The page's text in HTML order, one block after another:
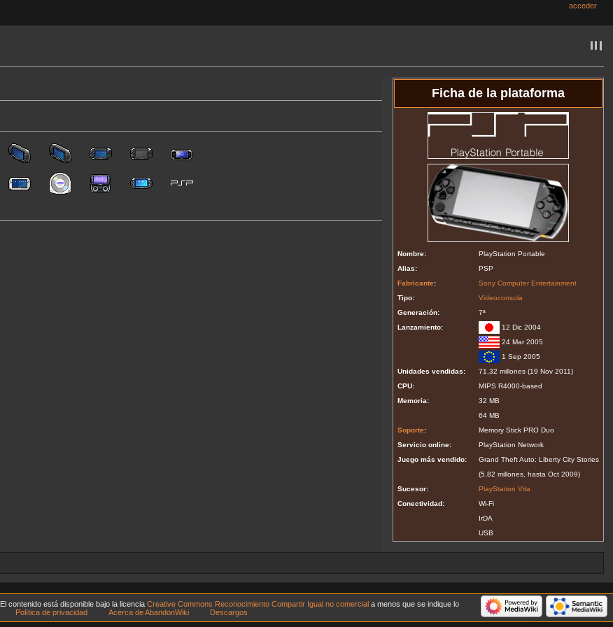
Ficha de la plataforma
Nombre:
PlayStation Portable
Alias:
PSP
Fabricante:
Sony Computer Entertainment
Tipo:
Videoconsola
Generación:
7ª
Lanzamiento:
12 Dic 2004
24 Mar 2005
1 Sep 2005
Unidades vendidas:
71,32 millones (19 Nov 2011)
CPU:
MIPS R4000-based
Memoria:
32 MB
64 MB
Soporte:
Memory Stick PRO Duo
Servicio online:
PlayStation Network
Juego más vendido:
Grand Theft Auto: Liberty City Stories
(5,82 millones, hasta Oct 2009)
Sucesor:
PlayStation Vita
Conectividad:
Wi-Fi
IrDA
USB
acceder
El contenido está disponible bajo la licenciaCreative Commons Reconocimiento Compartir Igual no comercial a menos que se indique lo
Política de privacidad Acerca de AbandonWiki Descargos